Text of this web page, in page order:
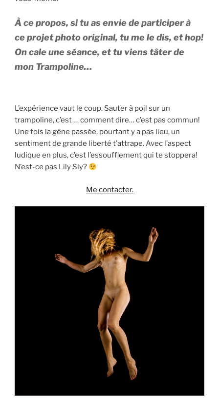
À ce propos, si tu as envie de participer à
ce projet photo original, tu me le dis, et hop!
On cale une séance, et tu viens tâter de
mon Trampoline…
L’expérience vaut le coup. Sauter à poil sur un
trampoline, c’est … comment dire… c’est pas commun!
Une fois la gêne passée, pourtant y a pas lieu, un
sentiment de grande liberté t’attrape. Avec l’aspect
ludique en plus, c’est l’essoufflement qui te stoppera!
N’est-ce pas Lily Sly?
Me contacter.